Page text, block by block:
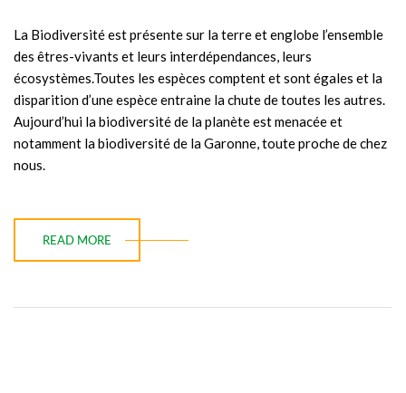
La Biodiversité est présente sur la terre et englobe l’ensemble
des êtres-vivants et leurs interdépendances, leurs
écosystèmes.Toutes les espèces comptent et sont égales et la
disparition d’une espèce entraine la chute de toutes les autres.
Aujourd’hui la biodiversité de la planète est menacée et
notamment la biodiversité de la Garonne, toute proche de chez
nous.
READ MORE